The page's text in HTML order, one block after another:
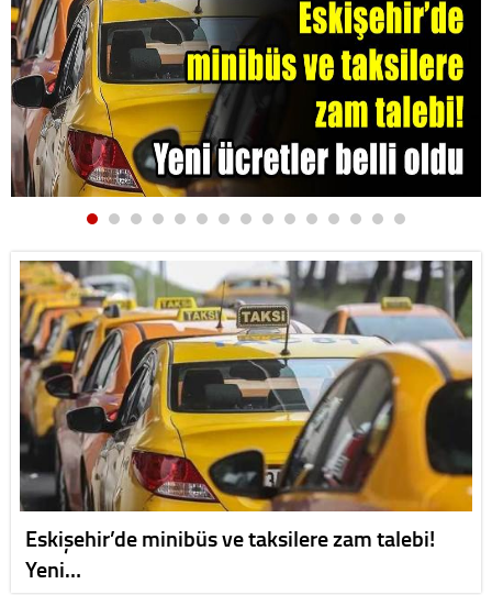
Eskişehir’de minibüs ve taksilere zam talebi!
Yeni…